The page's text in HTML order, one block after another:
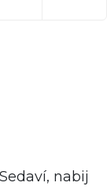
nabij